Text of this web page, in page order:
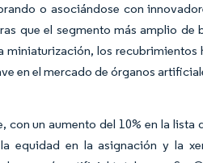
o asociándose con
que el segmento más amplio de
miniaturización, los
en el mercado de órganos
un aumento del 10% en la lista
equidad en la asignación y la